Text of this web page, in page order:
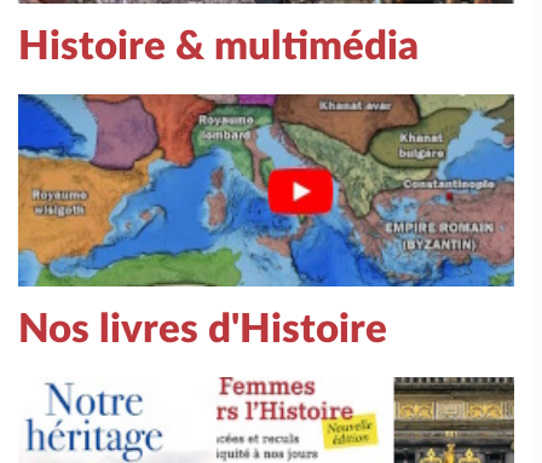
Histoire & multimédia
Nos livres d'Histoire